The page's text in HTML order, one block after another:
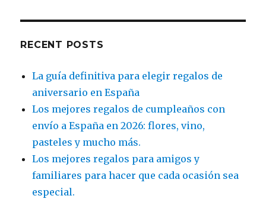
RECENT POSTS
La guía definitiva para elegir regalos de
aniversario en España
Los mejores regalos de cumpleaños con
envío a España en 2026: flores, vino,
pasteles y mucho más.
Los mejores regalos para amigos y
familiares para hacer que cada ocasión sea
especial.